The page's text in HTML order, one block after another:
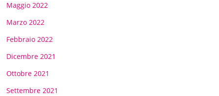
Maggio 2022
Marzo 2022
Febbraio 2022
Dicembre 2021
Ottobre 2021
Settembre 2021